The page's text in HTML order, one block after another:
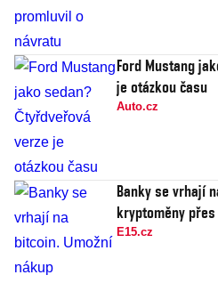
Ford Mustang
je otázkou času
Auto.cz
Banky se vrhají
kryptoměny
E15.cz